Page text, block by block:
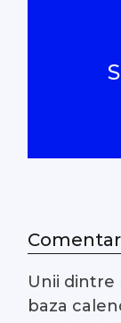
#PeScurt
#Podcast
#Arhivă LIVE
Unii dintre
baza